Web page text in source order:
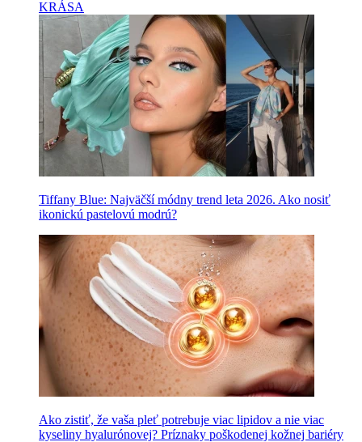
KRÁSA
Tiffany Blue: Najväčší módny trend leta 2026. Ako nosiť
ikonickú pastelovú modrú?
Ako zistiť, že vaša pleť potrebuje viac lipidov a nie viac
kyseliny hyalurónovej? Príznaky poškodenej kožnej bariéry